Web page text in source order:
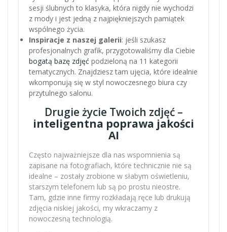
sesji ślubnych to klasyka, która nigdy nie wychodzi
z mody i jest jedną z najpiękniejszych pamiątek
wspólnego życia.
Inspiracje z naszej galerii: jeśli szukasz
profesjonalnych grafik, przygotowaliśmy dla Ciebie
bogatą bazę zdjęć podzieloną na 11 kategorii
tematycznych. Znajdziesz tam ujęcia, które idealnie
wkomponują się w styl nowoczesnego biura czy
przytulnego salonu.
Drugie życie Twoich zdjęć –
inteligentna poprawa jakości
AI
Często najważniejsze dla nas wspomnienia są
zapisane na fotografiach, które technicznie nie są
idealne – zostały zrobione w słabym oświetleniu,
starszym telefonem lub są po prostu nieostre.
Tam, gdzie inne firmy rozkładają ręce lub drukują
zdjęcia niskiej jakości, my wkraczamy z
nowoczesną technologią.